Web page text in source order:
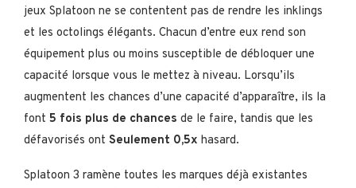
jeux Splatoon ne se contentent pas de rendre les inklings
et les octolings élégants. Chacun d’entre eux rend son
équipement plus ou moins susceptible de débloquer une
capacité lorsque vous le mettez à niveau. Lorsqu’ils
augmentent les chances d’une capacité d’apparaître, ils la
font 5 fois plus de chances de le faire, tandis que les
défavorisés ont Seulement 0,5x hasard.
Splatoon 3 ramène toutes les marques déjà existantes